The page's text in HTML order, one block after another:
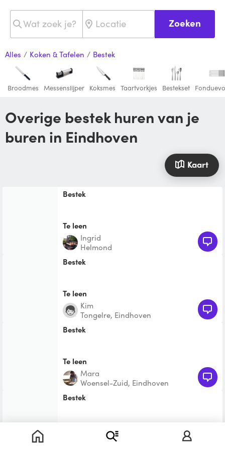
Zoeken
Alles / Koken & Tafelen / Bestek
Broodmes Messenslijper Koksmes Taartvorkjes Bestekset
Overige bestek huren van je
buren in Eindhoven
Kaart
Bestek
Te leen
Ingrid
Helmond
Bestek
Te leen
Kim
Tongelre, Eindhoven
Bestek
Te leen
Mara
Woensel-Zuid, Eindhoven
Bestek